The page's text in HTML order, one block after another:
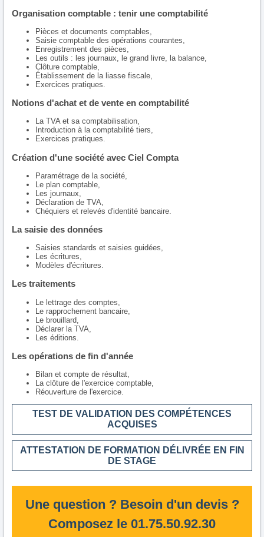
Organisation comptable : tenir une comptabilité
Pièces et documents comptables,
Saisie comptable des opérations courantes,
Enregistrement des pièces,
Les outils : les journaux, le grand livre, la balance,
Clôture comptable,
Établissement de la liasse fiscale,
Exercices pratiques.
Notions d'achat et de vente en comptabilité
La TVA et sa comptabilisation,
Introduction à la comptabilité tiers,
Exercices pratiques.
Création d'une société avec Ciel Compta
Paramétrage de la société,
Le plan comptable,
Les journaux,
Déclaration de TVA,
Chéquiers et relevés d'identité bancaire.
La saisie des données
Saisies standards et saisies guidées,
Les écritures,
Modèles d'écritures.
Les traitements
Le lettrage des comptes,
Le rapprochement bancaire,
Le brouillard,
Déclarer la TVA,
Les éditions.
Les opérations de fin d'année
Bilan et compte de résultat,
La clôture de l'exercice comptable,
Réouverture de l'exercice.
TEST DE VALIDATION DES COMPÉTENCES
ACQUISES
ATTESTATION DE FORMATION DÉLIVRÉE EN FIN
DE STAGE
Une question ? Besoin d'un devis ?
Composez le 01.75.50.92.30